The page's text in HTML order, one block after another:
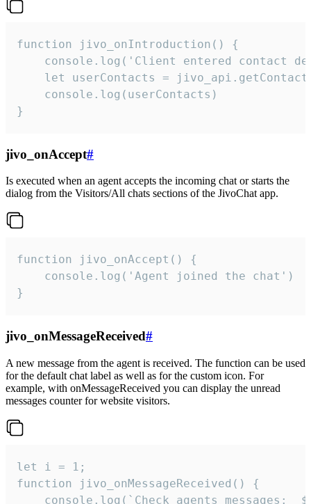
function jivo_onIntroduction() {
console.log('Client entered contact
let userContacts =
    console.log(userContacts)
}
jivo_onAccept#
Is executed when an agent accepts the incoming chat or starts the
dialog from the Visitors/All chats sections of the JivoChat app.
function jivo_onAccept() {
}
jivo_onMessageReceived#
A new message from the agent is received. The function can be used
for the default chat label as well as for the custom icon. For
example, with onMessageReceived you can display the unread
messages counter for website visitors.
let i = 1;
function jivo_onMessageReceived() {